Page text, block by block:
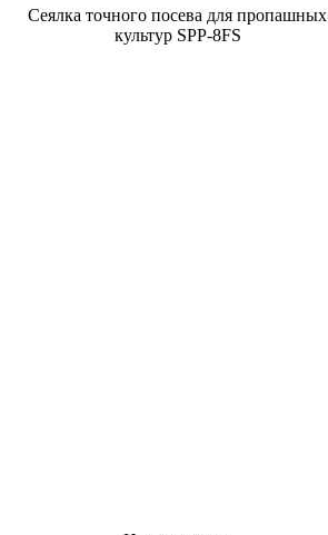
Сеялка точного посева для пропашных
культур SPP-8FS